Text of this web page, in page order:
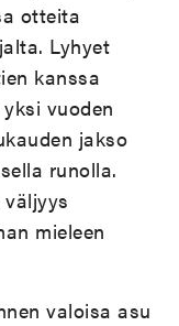
otteita
Lyhyet
kanssa
vuoden
jakso
runolla.
mieleen
valoisa asu